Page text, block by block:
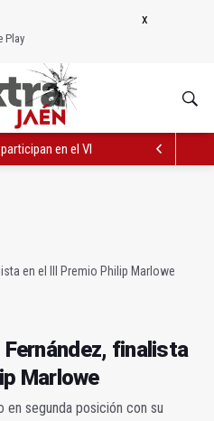
Play
en el VI Encuentro 'Jaén por
en el III Premio Philip Marlowe
finalista
Marlowe
en segunda posición con su